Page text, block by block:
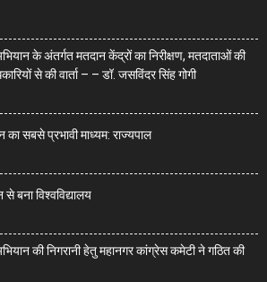
के अंतर्गत मतदान केंद्रों का निरीक्षण, मतदाताओं की
से की वार्ता – – डॉ. जसविंदर सिंह गोगी
का सबसे प्रभावी माध्यम: राज्यपाल
बना विश्वविद्यालय
की निगरानी हेतु महानगर कांग्रेस कमेटी ने गठित की